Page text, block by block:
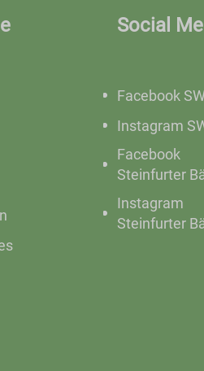
Social
Facebook
Instagram
Facebook
Steinfurter
Instagram
Steinfurter